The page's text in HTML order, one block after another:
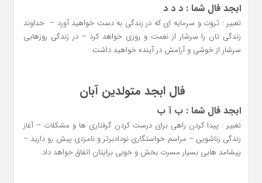
ابجد فال شما : د د د
تعبیر : ثروت و سرمایه ای که در زندگی به دست خواهید آورد – خداوند
زندگی تان را سرشار از نعمت و روزی خواهد کرد – در زندگی روزهایی
سرشار از خوشی و آرامش در آینده خواهید داشت.
فال ابجد متولدین آبان
ابجد فال شما : ب آ ب
تعبیر : پیدا کردن راهی برای درست کردن گرفتاری ها و مشکلات – آغاز
زندگی زناشویی – مراسم خواستگاری نودادبرتر و نامزدی پیش رو دارید –
پیشامد هایی بسیار مسرت بخش و خوبی برایتان اتفاق خواهد داد.